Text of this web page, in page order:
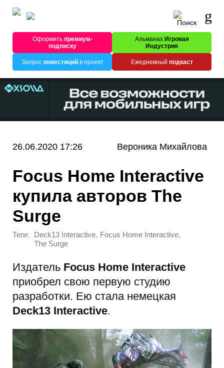
Оформитьпремиум-
подписку
Альманах Игровая
Индустрия
Запрос инвестицийв проект Ежедневный подкаст
26.06.2020 17:26 Вероника Михайлова
Focus Home Interactive
купила авторов The
Surge
Теги: Deck13 Interactive, Focus Home Interactive,
The Surge
Издатель Focus Home Interactive
приобрел свою первую студию
разработки. Ею стала немецкая
Deck13 Interactive.